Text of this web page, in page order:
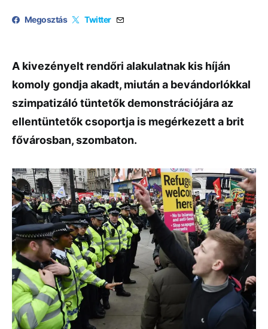
Megosztás Twitter
A kivezényelt rendőri alakulatnak kis híján
komoly gondja akadt, miután a bevándorlókkal
szimpatizáló tüntetők demonstrációjára az
ellentüntetők csoportja is megérkezett a brit
fővárosban, szombaton.